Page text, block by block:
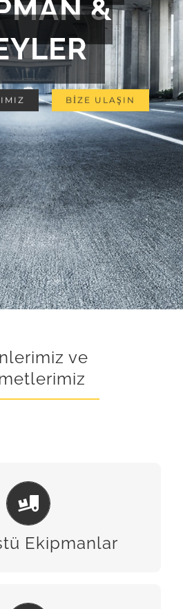
&
BİZE ULAŞIN
ve
Ekipmanlar
EKIPMANLAR